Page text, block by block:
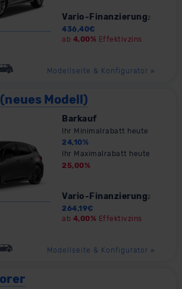
Vario-Finanzierung 2
436,40€
ab 4,00% Effektivzins
Modellseite & Konfigurator »
Modell)
Barkauf
Ihr Minimalrabatt heute
24,10%
Ihr Maximalrabatt heute
25,00%
Vario-Finanzierung2
264,19€
ab 4,00% Effektivzins
Modellseite & Konfigurator »